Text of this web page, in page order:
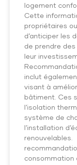
logement
Cette
propriétaires
d’anticiper les
de prendre
leur
inclut
visant à
bâtiment. Ces
l’isolation
système de
l’installation
renouvelables.
consommation